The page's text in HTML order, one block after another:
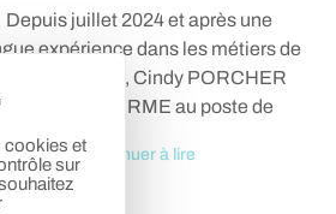
Depuis juillet 2024 et après une
expérience dans les métiers de
l’administration, Cindy PORCHER
rejoint SELFORME au poste de
Continuer à lire
cookies et
sur